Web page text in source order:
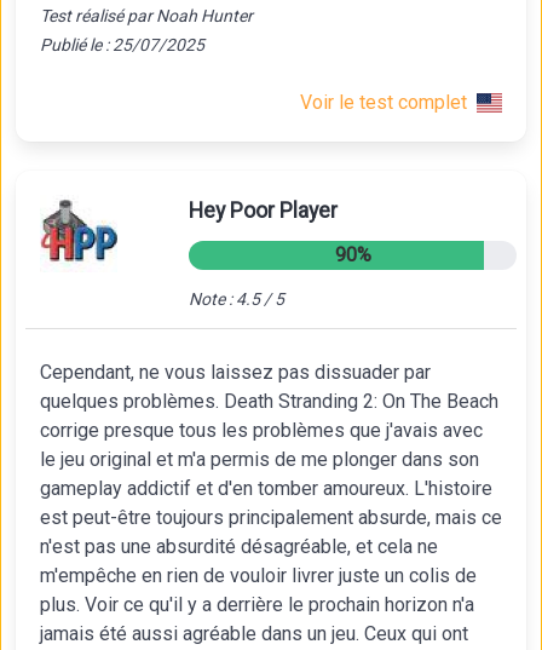
Test réalisé par Noah Hunter
Publié le : 25/07/2025
Voir le test complet
Hey Poor Player
90%
Note : 4.5 / 5
Cependant, ne vous laissez pas dissuader par
quelques problèmes. Death Stranding 2: On The Beach
corrige presque tous les problèmes que j'avais avec
le jeu original et m'a permis de me plonger dans son
gameplay addictif et d'en tomber amoureux. L'histoire
est peut-être toujours principalement absurde, mais ce
n'est pas une absurdité désagréable, et cela ne
m'empêche en rien de vouloir livrer juste un colis de
plus. Voir ce qu'il y a derrière le prochain horizon n'a
jamais été aussi agréable dans un jeu. Ceux qui ont